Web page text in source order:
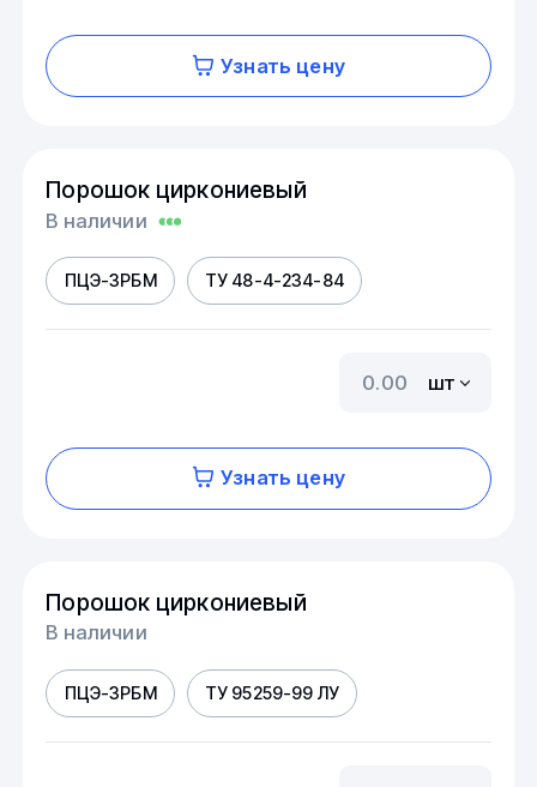
Узнать цену
Порошок циркониевый
В наличии
ПЦЭ-3РБМ ТУ 48-4-234-84
шт
Узнать цену
Порошок циркониевый
В наличии
ПЦЭ-3РБМ ТУ 95259-99 ЛУ